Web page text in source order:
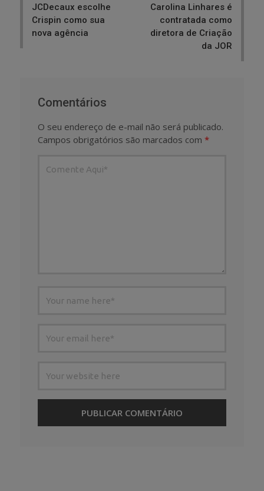
JCDecaux escolhe
Crispin como sua
nova agência
Carolina Linhares é
contratada como
diretora de Criação
da JOR
Comentários
O seu endereço de e-mail não será publicado.
Campos obrigatórios são marcados com *